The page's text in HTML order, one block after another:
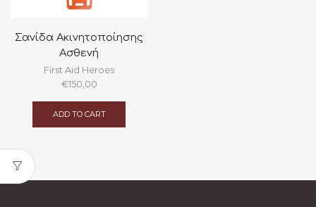
Σανίδα Ακινητοποίησης
Ασθενή
First Aid Heroes
€150,00
ADD TO CART